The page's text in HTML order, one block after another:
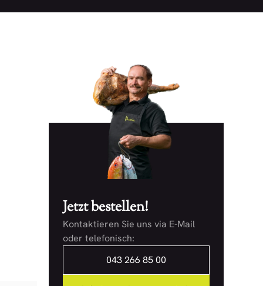
Jetzt bestellen!
Kontaktieren Sie uns via E-Mail
oder telefonisch:
043 266 85 00